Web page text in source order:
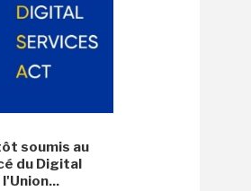
soumis au
du Digital